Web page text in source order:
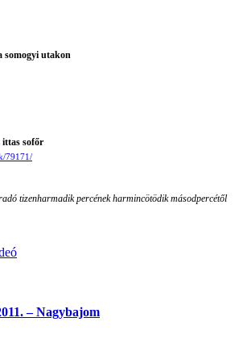
somogyi utakon
sofőr
79171/
tizenharmadik percének harmincötödik másodpercétől
– Nagybajom